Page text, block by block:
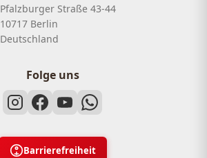
Pfalzburger Straße 43-44
10717 Berlin
Deutschland
Folge uns
Barrierefreiheit